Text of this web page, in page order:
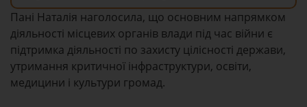
Пані Наталія наголосила, що основним напрямком
діяльності місцевих органів влади під час війни є
підтримка діяльності по захисту цілісності держави,
утримання критичної інфраструктури, освіти,
медицини і культури громад.